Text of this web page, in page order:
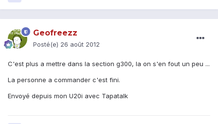
Geofreezz
Posté(e) 26 août 2012
C'est plus a mettre dans la section g300, la on s'en fout un peu ...
La personne a commander c'est fini.
Envoyé depuis mon U20i avec Tapatalk